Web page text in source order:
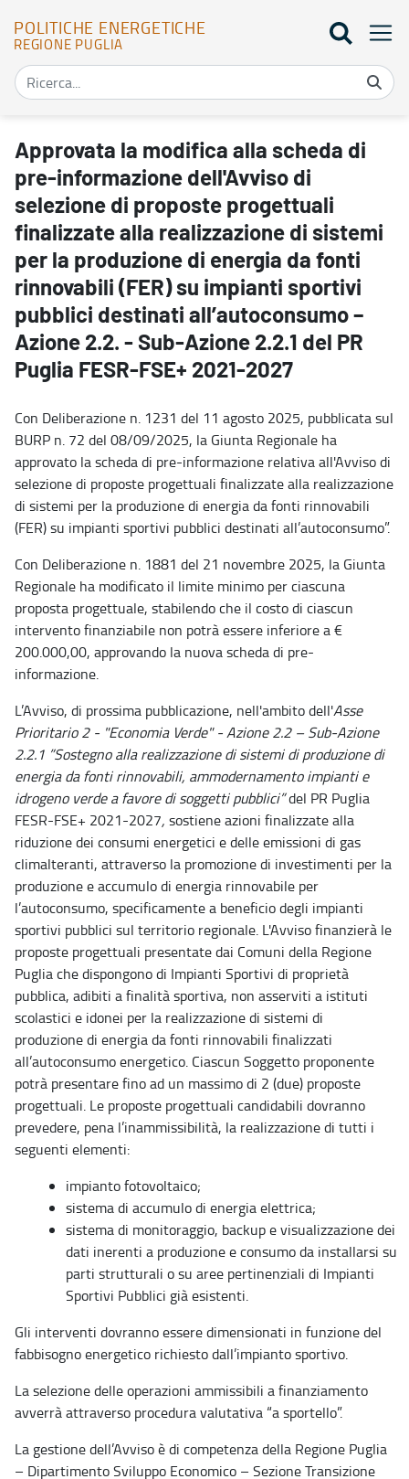
POLITICHE ENERGETICHE
REGIONE PUGLIA
Approvata la modifica alla scheda di pre-informazione
Approvata la modifica alla scheda di
pre-informazione dell'Avviso di
selezione di proposte progettuali
finalizzate alla realizzazione di sistemi
per la produzione di energia da fonti
rinnovabili (FER) su impianti sportivi
pubblici destinati all’autoconsumo –
Azione 2.2. - Sub-Azione 2.2.1 del PR
Puglia FESR-FSE+ 2021-2027
Con Deliberazione n. 1231 del 11 agosto 2025, pubblicata sul
BURP n. 72 del 08/09/2025, la Giunta Regionale ha
approvato la scheda di pre-informazione relativa all'Avviso di
selezione di proposte progettuali finalizzate alla realizzazione
di sistemi per la produzione di energia da fonti rinnovabili
(FER) su impianti sportivi pubblici destinati all’autoconsumo”.
Con Deliberazione n. 1881 del 21 novembre 2025, la Giunta
Regionale ha modificato il limite minimo per ciascuna
proposta progettuale, stabilendo che il costo di ciascun
intervento finanziabile non potrà essere inferiore a €
200.000,00, approvando la nuova scheda di pre-
informazione.
L’Avviso, di prossima pubblicazione, nell'ambito dell'Asse
Prioritario 2 - "Economia Verde" - Azione 2.2 – Sub-Azione
2.2.1 ”Sostegno alla realizzazione di sistemi di produzione di
energia da fonti rinnovabili, ammodernamento impianti e
idrogeno verde a favore di soggetti pubblici”del PR Puglia
FESR-FSE+ 2021-2027, sostiene azioni finalizzate alla
riduzione dei consumi energetici e delle emissioni di gas
climalteranti, attraverso la promozione di investimenti per la
produzione e accumulo di energia rinnovabile per
l’autoconsumo, specificamente a beneficio degli impianti
sportivi pubblici sul territorio regionale. L'Avviso finanzierà le
proposte progettuali presentate dai Comuni della Regione
Puglia che dispongono di Impianti Sportivi di proprietà
pubblica, adibiti a finalità sportiva, non asserviti a istituti
scolastici e idonei per la realizzazione di sistemi di
produzione di energia da fonti rinnovabili finalizzati
all’autoconsumo energetico. Ciascun Soggetto proponente
potrà presentare fino ad un massimo di 2 (due) proposte
progettuali. Le proposte progettuali candidabili dovranno
prevedere, pena l’inammissibilità, la realizzazione di tutti i
seguenti elementi:
impianto fotovoltaico;
sistema di accumulo di energia elettrica;
sistema di monitoraggio, backup e visualizzazione dei
dati inerenti a produzione e consumo da installarsi su
parti strutturali o su aree pertinenziali di Impianti
Sportivi Pubblici già esistenti.
Gli interventi dovranno essere dimensionati in funzione del
fabbisogno energetico richiesto dall’impianto sportivo.
La selezione delle operazioni ammissibili a finanziamento
avverrà attraverso procedura valutativa “a sportello”.
La gestione dell’Avviso è di competenza della Regione Puglia
– Dipartimento Sviluppo Economico – Sezione Transizione